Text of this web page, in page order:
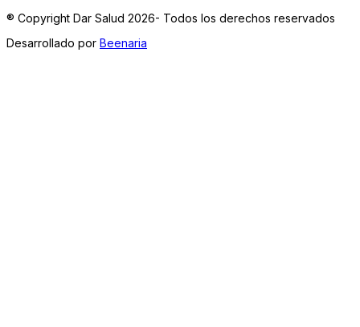
® Copyright Dar Salud 2026- Todos los derechos reservados
Desarrollado por Beenaria